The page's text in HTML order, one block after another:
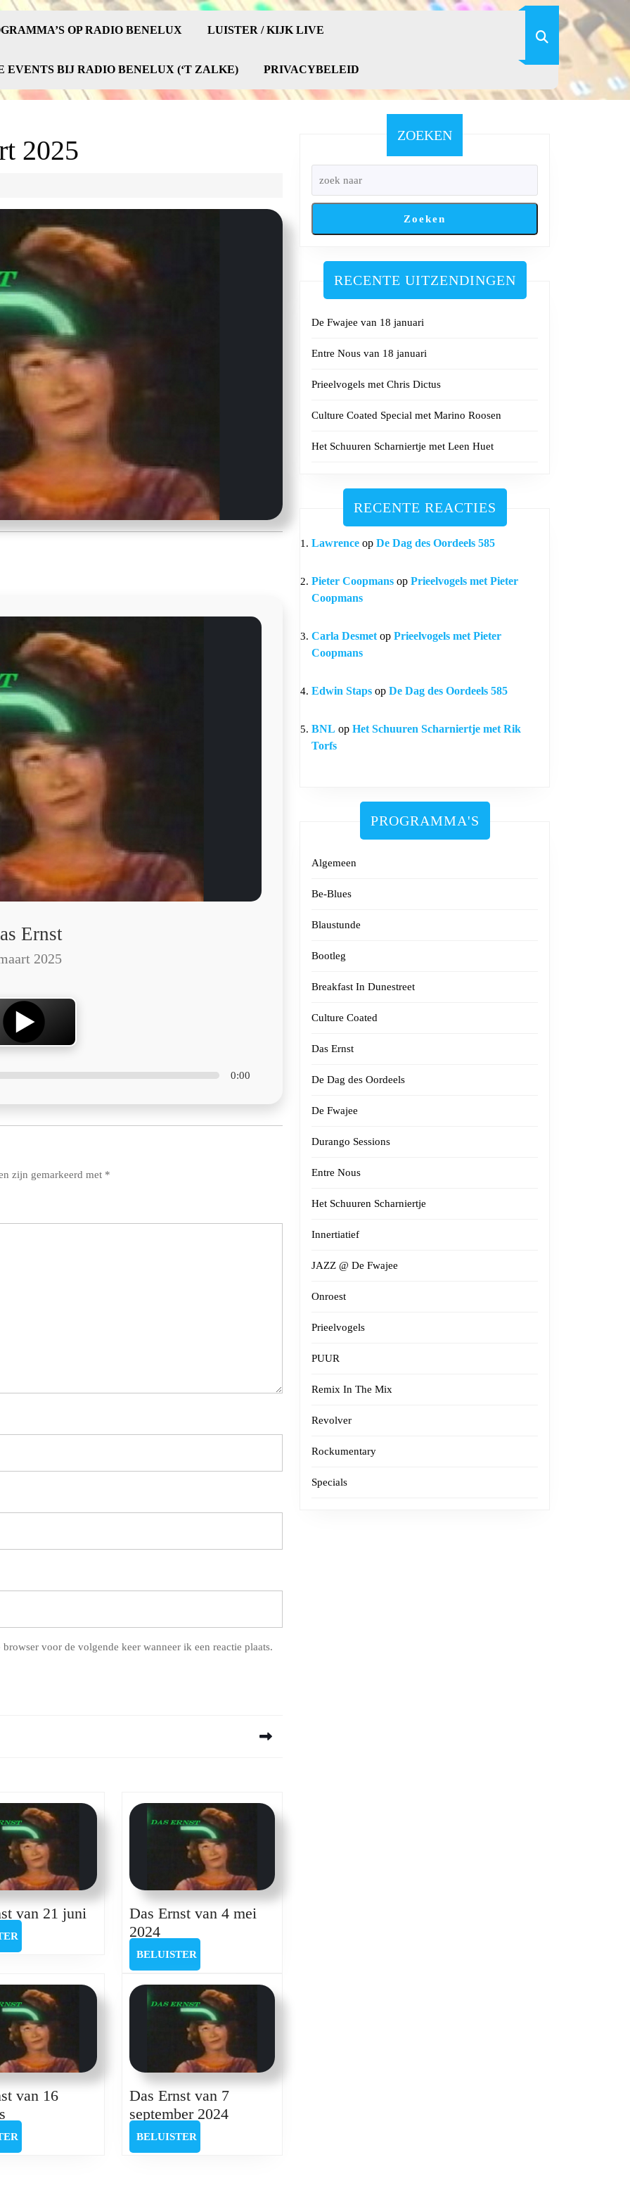
OP RADIO BENELUX LUISTER / KIJK LIVE
EVENTS BIJ RADIO BENELUX (‘T ZALKE) PRIVACYBELEID
2025
Ernst
2025
0:00
zijn gemarkeerd met *
voor de volgende keer wanneer ik een reactie plaats.
van 21 juni
juni
Das Ernst van 4 mei
2024Das
Ernst
van
4
mei
2024
BELUISTERBELUISTER
van 16
Ernst
van
Das Ernst van 7
september 2024Das
BELUISTERBELUISTER
ZOEKEN
Zoeken
RECENTE UITZENDINGEN
De Fwajee van 18 januari
Entre Nous van 18 januari
Prieelvogels met Chris Dictus
Culture Coated Special met Marino Roosen
Het Schuuren Scharniertje met Leen Huet
RECENTE REACTIES
Lawrence op De Dag des Oordeels 585
Pieter Coopmans op Prieelvogels met Pieter
Coopmans
Carla Desmet op Prieelvogels met Pieter
Coopmans
Edwin Staps op De Dag des Oordeels 585
BNL op Het Schuuren Scharniertje met Rik
Torfs
PROGRAMMA'S
Algemeen
Be-Blues
Blaustunde
Bootleg
Breakfast In Dunestreet
Culture Coated
Das Ernst
De Dag des Oordeels
De Fwajee
Durango Sessions
Entre Nous
Het Schuuren Scharniertje
Innertiatief
JAZZ @ De Fwajee
Onroest
Prieelvogels
PUUR
Remix In The Mix
Revolver
Rockumentary
Specials